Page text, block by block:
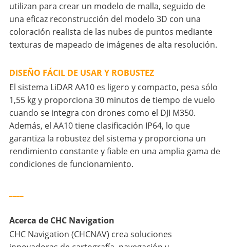
utilizan para crear un modelo de malla, seguido de
una eficaz reconstrucción del modelo 3D con una
coloración realista de las nubes de puntos mediante
texturas de mapeado de imágenes de alta resolución.
DISEÑO FÁCIL DE USAR Y ROBUSTEZ
El sistema LiDAR AA10 es ligero y compacto, pesa sólo
1,55 kg y proporciona 30 minutos de tiempo de vuelo
cuando se integra con drones como el DJI M350.
Además, el AA10 tiene clasificación IP64, lo que
garantiza la robustez del sistema y proporciona un
rendimiento constante y fiable en una amplia gama de
condiciones de funcionamiento.
Acerca de CHC Navigation
CHC Navigation (CHCNAV) crea soluciones